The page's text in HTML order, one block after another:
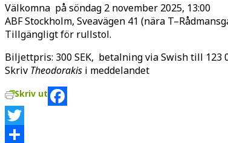
Välkomna på söndag 2 november 2025, 13:00
ABF Stockholm, Sveavägen 41 (nära
Tillgängligt för rullstol.
Biljettpris: 300 SEK, betalning via Swish till 123
Skriv Theodorakis i meddelandet
Skriv ut
Facebook
Twitter